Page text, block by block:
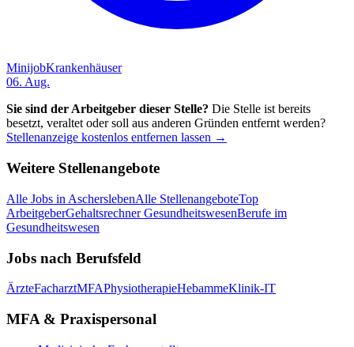
MinijobKrankenhäuser
06. Aug.
Sie sind der Arbeitgeber dieser Stelle? Die Stelle ist bereits
besetzt, veraltet oder soll aus anderen Gründen entfernt werden?
Stellenanzeige kostenlos entfernen lassen →
Weitere Stellenangebote
Alle Jobs in AscherslebenAlle StellenangeboteTop
ArbeitgeberGehaltsrechner GesundheitswesenBerufe im
Gesundheitswesen
Jobs nach Berufsfeld
ÄrzteFacharztMFAPhysiotherapieHebammeKlinik-IT
MFA & Praxispersonal